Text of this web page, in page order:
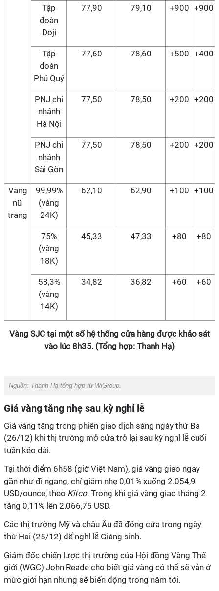
Tập
đoàn
Doji
77,90 79,10 +900 +900
Tập
đoàn
Phú Quý
77,60 78,60 +500 +400
PNJ chi
nhánh
Hà Nội
77,50 78,50 +200 +200
PNJ chi
nhánh
Sài Gòn
77,50 78,50 +200 +200
Vàng
nữ
trang
99,99%
(vàng
24K)
62,10 62,90 +100 +100
75%
(vàng
18K)
45,33 47,33 +80 +80
58,3%
(vàng
14K)
34,82 36,82 +60 +60
Vàng SJC tại một số hệ thống cửa hàng được khảo sát
vào lúc 8h35. (Tổng hợp: Thanh Hạ)
Nguồn: Thanh Hạ tổng hợp từ WiGroup.
Giá vàng tăng nhẹ sau kỳ nghỉ lễ
Giá vàng tăng trong phiên giao dịch sáng ngày thứ Ba
(26/12) khi thị trường mở cửa trở lại sau kỳ nghỉ lễ cuối
tuần kéo dài.
Tại thời điểm 6h58 (giờ Việt Nam), giá vàng giao ngay
gần như đi ngang, chỉ giảm nhẹ 0,01% xuống 2.054,9
USD/ounce, theo Kitco. Trong khi giá vàng giao tháng 2
tăng 0,11% lên 2.066,75 USD.
Các thị trường Mỹ và châu Âu đã đóng cửa trong ngày
thứ Hai (25/12) để nghỉ lễ Giáng sinh.
Giám đốc chiến lược thị trường của Hội đồng Vàng Thế
giới (WGC) John Reade cho biết giá vàng có thể sẽ vẫn ở
mức giới hạn nhưng sẽ biến động trong năm tới.